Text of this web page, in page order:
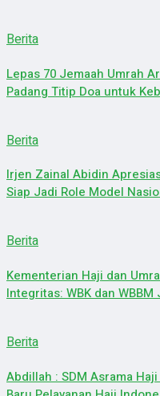
Berita
Lepas 70 Jemaah Umrah
Padang Titip Doa untuk
Berita
Irjen Zainal Abidin
Siap Jadi Role Model
Berita
Kementerian Haji dan
Integritas: WBK dan
Berita
Abdillah : SDM Asrama